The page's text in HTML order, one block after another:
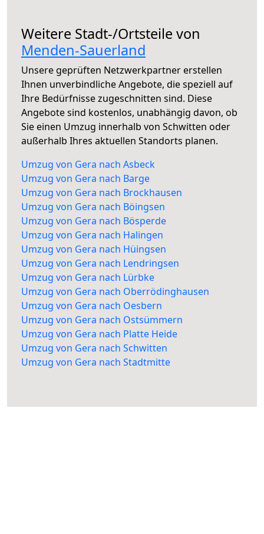
Weitere Stadt-/Ortsteile von
Menden-Sauerland
Unsere geprüften Netzwerkpartner erstellen
Ihnen unverbindliche Angebote, die speziell auf
Ihre Bedürfnisse zugeschnitten sind. Diese
Angebote sind kostenlos, unabhängig davon, ob
Sie einen Umzug innerhalb von Schwitten oder
außerhalb Ihres aktuellen Standorts planen.
Umzug von Gera nach Asbeck
Umzug von Gera nach Barge
Umzug von Gera nach Brockhausen
Umzug von Gera nach Böingsen
Umzug von Gera nach Bösperde
Umzug von Gera nach Halingen
Umzug von Gera nach Hüingsen
Umzug von Gera nach Lendringsen
Umzug von Gera nach Lürbke
Umzug von Gera nach Oberrödinghausen
Umzug von Gera nach Oesbern
Umzug von Gera nach Ostsümmern
Umzug von Gera nach Platte Heide
Umzug von Gera nach Schwitten
Umzug von Gera nach Stadtmitte